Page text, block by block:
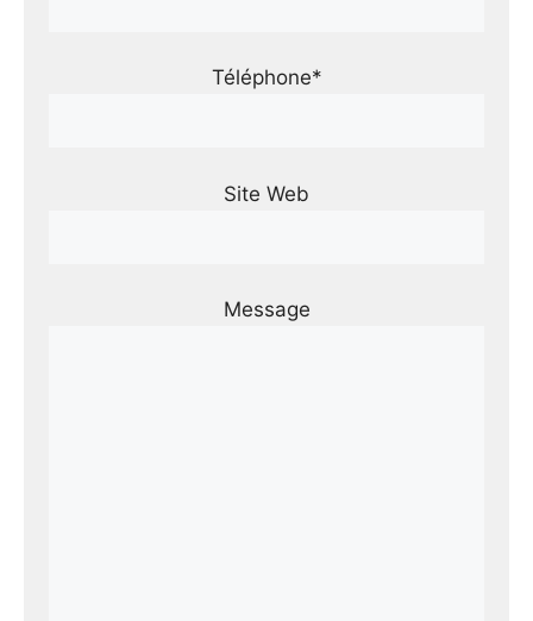
Téléphone*
Site Web
Message